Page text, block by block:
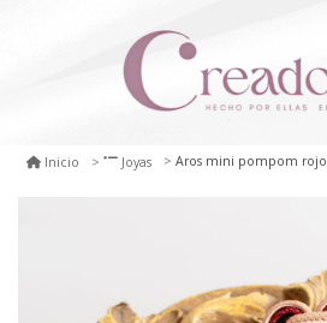
Inicio Joyas Aros mini pompom rojo